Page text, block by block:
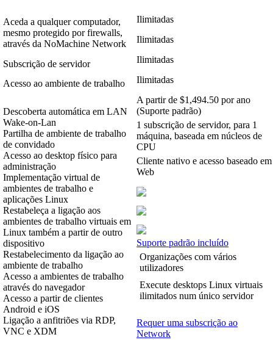
Aceda a qualquer computador,
mesmo protegido por firewalls,
através da NoMachine Network
Subscrição de servidor
Acesso ao ambiente de trabalho
Descoberta automática em LAN
Wake-on-Lan
Partilha de ambiente de trabalho
de convidado
Acesso ao desktop físico para
administração
Implementação virtual de
ambientes de trabalho e
aplicações Linux
Restabeleça a ligação aos
ambientes de trabalho virtuais em
Linux também a partir de outro
dispositivo
Restabelecimento da ligação ao
ambiente de trabalho
Acesso a ambientes de trabalho
através do navegador
Acesso a partir de clientes
Android e iOS
Ligação a anfitriões via RDP,
VNC e XDM
Ilimitadas
Ilimitadas
Ilimitadas
Ilimitadas
A partir de $1,494.50 por ano
(Suporte padrão)
1 subscrição de servidor, para 1
máquina, baseada em núcleos de
CPU
Cliente nativo e acesso baseado em
Web
Suporte padrão incluído
Organizações com vários
utilizadores
Execute desktops Linux virtuais
ilimitados num único servidor
Requer uma subscrição ao
Network